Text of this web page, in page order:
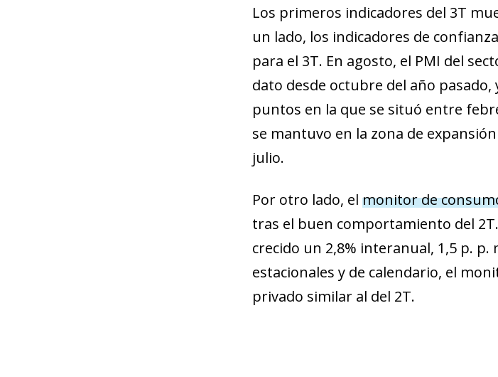
Los primeros indicadores del 3T
un lado, los indicadores de
para el 3T. En agosto, el PMI del
dato desde octubre del año
puntos en la que se situó entre
se mantuvo en la zona de
julio.
Por otro lado, el monitor de
tras el buen comportamiento del
crecido un 2,8% interanual, 1,5 p.
estacionales y de calendario, el
privado similar al del 2T.